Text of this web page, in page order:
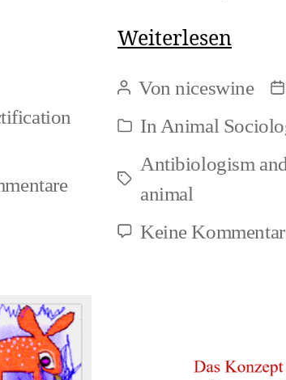
zu
correlación
desocialización
y
biologización
WeiterlesenThe
and
Beitragsautor
Vonniceswine
Kategorien
In Animal
Schlagwörter
Antibiologism
animal
Keine